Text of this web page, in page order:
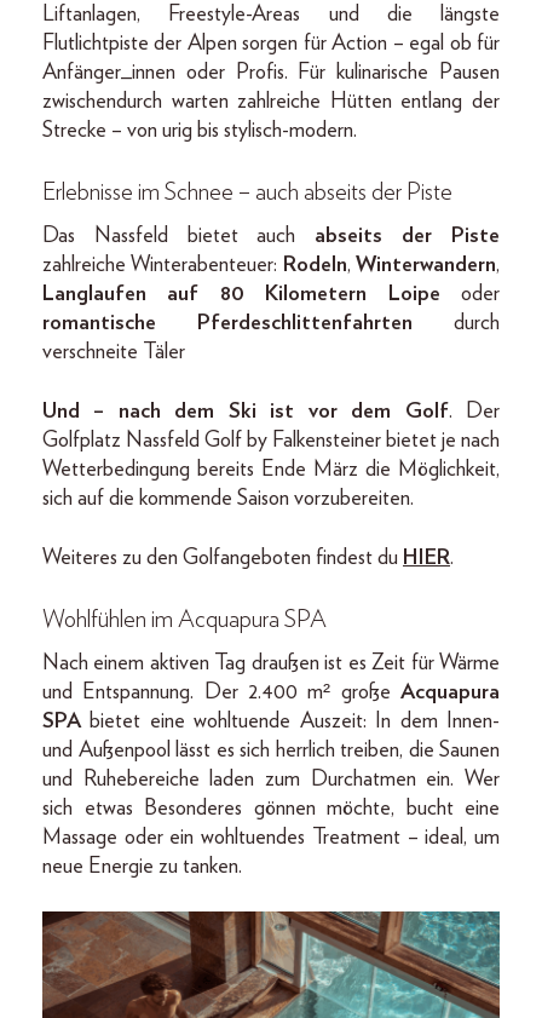
Liftanlagen, Freestyle-Areas und die längste
Flutlichtpiste der Alpen sorgen für Action – egal ob für
Anfänger_innen oder Profis. Für kulinarische Pausen
zwischendurch warten zahlreiche Hütten entlang der
Strecke – von urig bis stylisch-modern.
Erlebnisse im Schnee – auch abseits der Piste
Das Nassfeld bietet auch abseits der Piste
zahlreiche Winterabenteuer: Rodeln,Winterwandern,
Langlaufen auf 80 Kilometern Loipe oder
romantische Pferdeschlittenfahrten durch
verschneite Täler
Und – nach dem Ski ist vor dem Golf. Der
Golfplatz Nassfeld Golf by Falkensteiner bietet je nach
Wetterbedingung bereits Ende März die Möglichkeit,
sich auf die kommende Saison vorzubereiten.
Weiteres zu den Golfangeboten findest du HIER.
Wohlfühlen im Acquapura SPA
Nach einem aktiven Tag draußen ist es Zeit für Wärme
und Entspannung. Der 2.400 m² große Acquapura
SPAbietet eine wohltuende Auszeit: In dem Innen-
und Außenpool lässt es sich herrlich treiben, die Saunen
und Ruhebereiche laden zum Durchatmen ein. Wer
sich etwas Besonderes gönnen möchte, bucht eine
Massage oder ein wohltuendes Treatment – ideal, um
neue Energie zu tanken.